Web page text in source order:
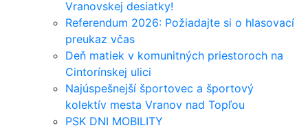
Vranovskej desiatky!
Referendum 2026: Požiadajte si o hlasovací
preukaz včas
Deň matiek v komunitných priestoroch na
Cintorínskej ulici
Najúspešnejší športovec a športový
kolektív mesta Vranov nad Topľou
PSK DNI MOBILITY